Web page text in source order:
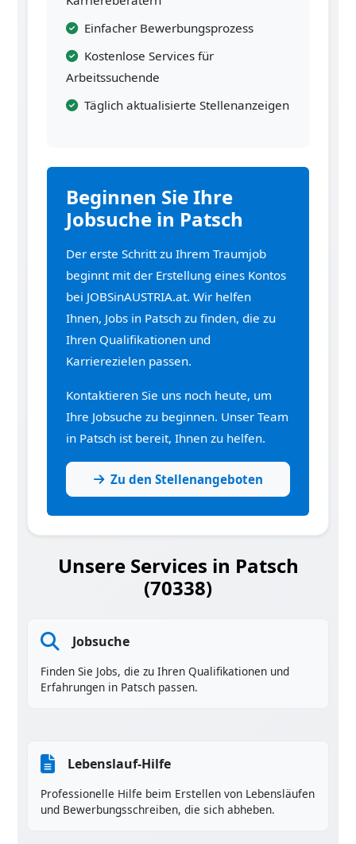
Einfacher Bewerbungsprozess
Kostenlose Services für
Arbeitssuchende
Täglich aktualisierte Stellenanzeigen
Beginnen Sie Ihre
Jobsuche in Patsch
Der erste Schritt zu Ihrem Traumjob
beginnt mit der Erstellung eines Kontos
bei JOBSinAUSTRIA.at. Wir helfen
Ihnen, Jobs in Patsch zu finden, die zu
Ihren Qualifikationen und
Karrierezielen passen.
Kontaktieren Sie uns noch heute, um
Ihre Jobsuche zu beginnen. Unser Team
in Patsch ist bereit, Ihnen zu helfen.
Zu den Stellenangeboten
Unsere Services in Patsch
(70338)
Jobsuche
Finden Sie Jobs, die zu Ihren Qualifikationen und
Erfahrungen in Patsch passen.
Lebenslauf-Hilfe
Professionelle Hilfe beim Erstellen von Lebensläufen
und Bewerbungsschreiben, die sich abheben.